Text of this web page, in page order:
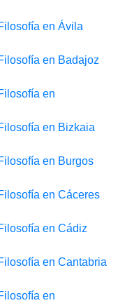
en Ávila
en Badajoz
en
en Bizkaia
en Burgos
en Cáceres
en Cádiz
en Cantabria
en